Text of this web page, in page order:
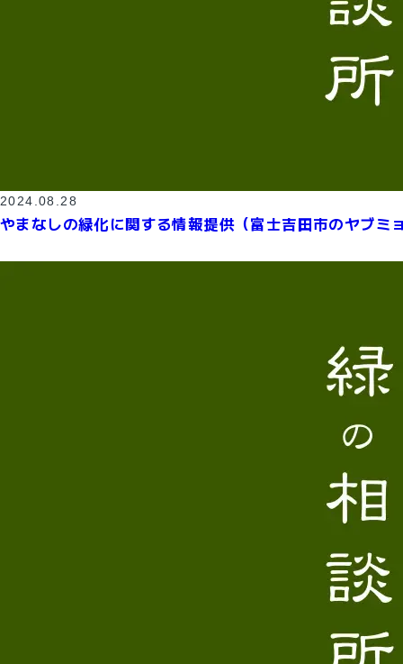
2024.08.28
やまなしの緑化に関する情報提供（富士吉田市のヤブミ